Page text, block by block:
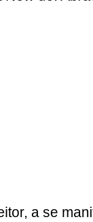
a se